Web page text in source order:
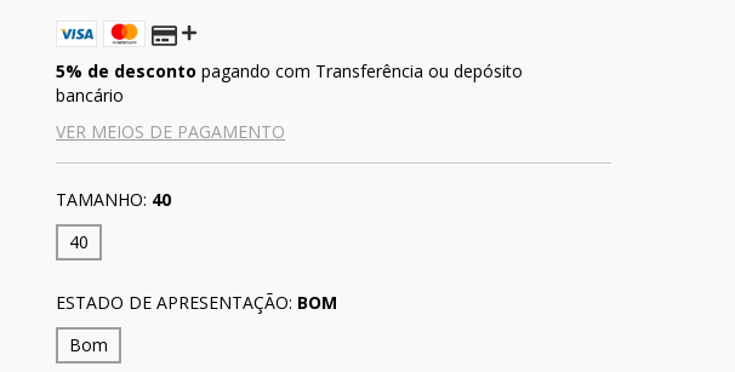
5% de desconto pagando com Transferência ou depósito
bancário
VER MEIOS DE PAGAMENTO
TAMANHO: 40
40
ESTADO DE APRESENTAÇÃO: BOM
Bom